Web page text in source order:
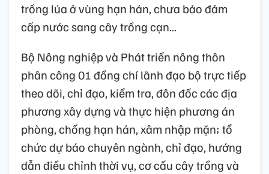
trồng lúa ở vùng hạn hán, chưa bảo đảm
cấp nước sang cây trồng cạn...
Bộ Nông nghiệp và Phát triển nông thôn
phân công 01 đồng chí lãnh đạo bộ trực tiếp
theo dõi, chỉ đạo, kiểm tra, đôn đốc các địa
phương xây dựng và thực hiện phương án
phòng, chống hạn hán, xâm nhập mặn; tổ
chức dự báo chuyên ngành, chỉ đạo, hướng
dẫn điều chỉnh thời vụ, cơ cấu cây trồng và